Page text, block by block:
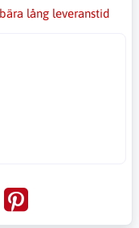
lång leveranstid